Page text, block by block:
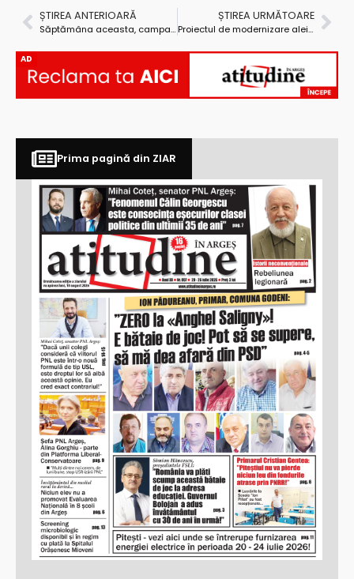
ȘTIREA ANTERIOARĂ
Săptămâna aceasta, campanie de plantare arbori la Oarja
ȘTIREA URMĂTOARE
Proiectul de modernizare alei pietonale și construire piste de bicicliști, în Topoloveni, devine realitate
AD
Prima pagină din ZIAR